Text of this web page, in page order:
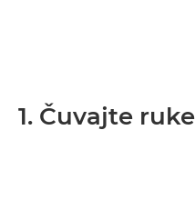
1. Čuvajte